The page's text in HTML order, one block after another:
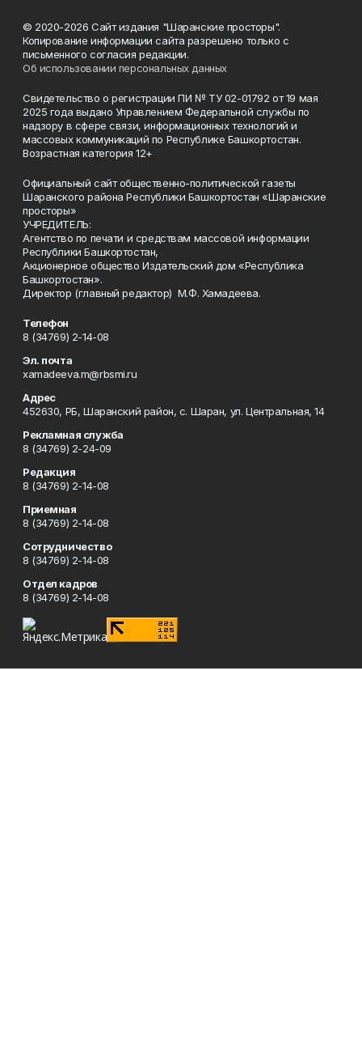
© 2020-2026 Сайт издания "Шаранские просторы".
Копирование информации сайта разрешено только с
письменного согласия редакции.
Об использовании персональных данных
Свидетельство о регистрации ПИ № ТУ 02-01792 от 19 мая
2025 года выдано Управлением Федеральной службы по
надзору в сфере связи, информационных технологий и
массовых коммуникаций по Республике Башкортостан.
Возрастная категория 12+
Официальный сайт общественно-политической газеты
Шаранского района Республики Башкортостан «Шаранские
просторы»
УЧРЕДИТЕЛЬ:
Агентство по печати и средствам массовой информации
Республики Башкортостан,
Акционерное общество Издательский дом «Республика
Башкортостан».
Директор (главный редактор) М.Ф. Хамадеева.
Телефон
8 (34769) 2-14-08
Эл. почта
xamadeeva.m@rbsmi.ru
Адрес
452630, РБ, Шаранский район, с. Шаран, ул. Центральная, 14
Рекламная служба
8 (34769) 2-24-09
Редакция
8 (34769) 2-14-08
Приемная
8 (34769) 2-14-08
Сотрудничество
8 (34769) 2-14-08
Отдел кадров
8 (34769) 2-14-08